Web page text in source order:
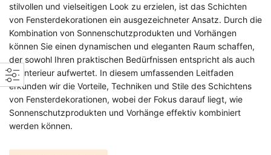
stilvollen und vielseitigen Look zu erzielen, ist das Schichten
von Fensterdekorationen ein ausgezeichneter Ansatz. Durch die
Kombination von Sonnenschutzprodukten und Vorhängen
können Sie einen dynamischen und eleganten Raum schaffen,
der sowohl Ihren praktischen Bedürfnissen entspricht als auch
Ihr Interieur aufwertet. In diesem umfassenden Leitfaden
erkunden wir die Vorteile, Techniken und Stile des Schichtens
von Fensterdekorationen, wobei der Fokus darauf liegt, wie
Sonnenschutzprodukten und Vorhänge effektiv kombiniert
werden können.